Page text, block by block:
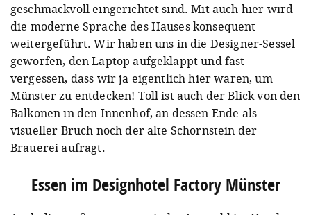
geschmackvoll eingerichtet sind. Mit auch hier wird
die moderne Sprache des Hauses konsequent
weitergeführt. Wir haben uns in die Designer-Sessel
geworfen, den Laptop aufgeklappt und fast
vergessen, dass wir ja eigentlich hier waren, um
Münster zu entdecken! Toll ist auch der Blick von den
Balkonen in den Innenhof, an dessen Ende als
visueller Bruch noch der alte Schornstein der
Brauerei aufragt.
Essen im Designhotel Factory Münster